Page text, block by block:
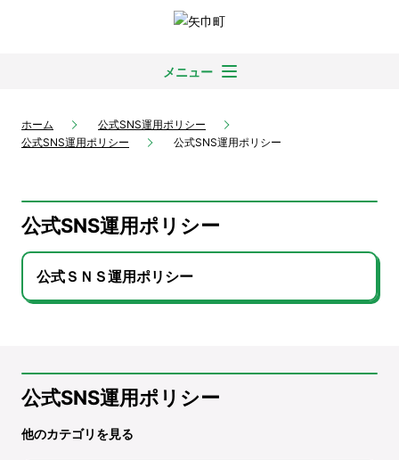
メニュー
ホーム
公式SNS運用ポリシー
公式SNS運用ポリシー
公式SNS運用ポリシー
公式SNS運用ポリシー
公式ＳＮＳ運用ポリシー
公式SNS運用ポリシー
他のカテゴリを見る